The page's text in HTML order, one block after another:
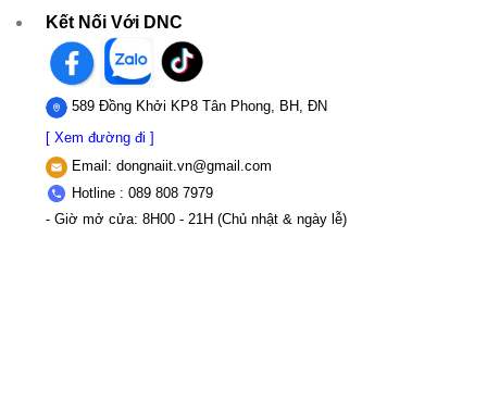
Kết Nối Với DNC
589 Đồng Khởi KP8 Tân Phong, BH, ĐN
[ Xem đường đi ]
Email: dongnaiit.vn@gmail.com
Hotline : 089 808 7979
- Giờ mở cửa: 8H00 - 21H (Chủ nhật & ngày lễ)